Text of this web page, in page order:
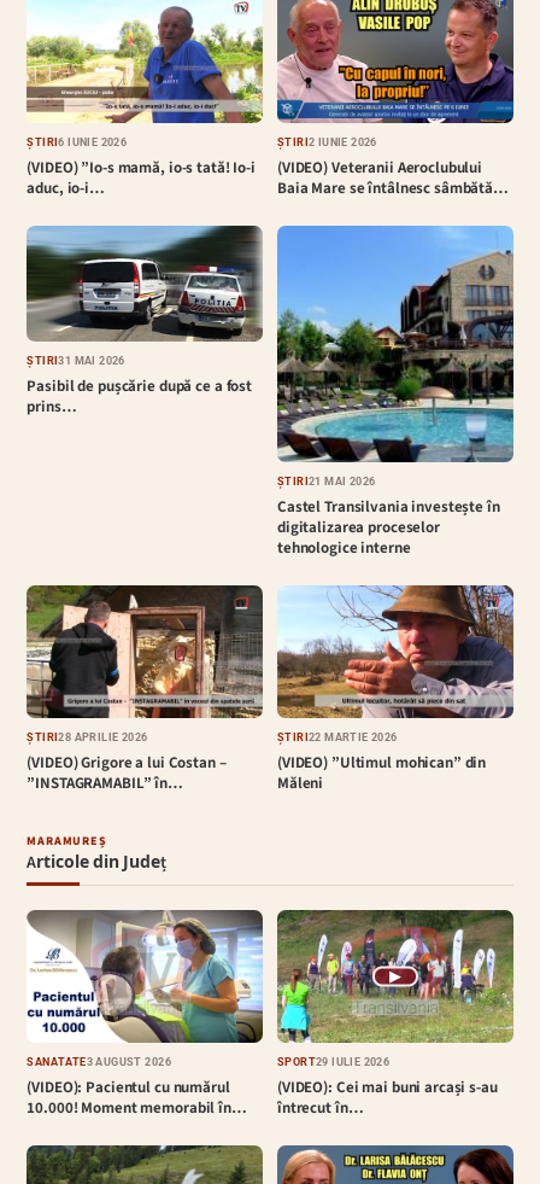
ȘTIRI6 IUNIE 2026
(VIDEO) ”Io-s mamă, io-s tată! Io-i
aduc, io-i…
ȘTIRI2 IUNIE 2026
(VIDEO) Veteranii Aeroclubului
Baia Mare se întâlnesc sâmbătă…
ȘTIRI31 MAI 2026
Pasibil de pușcărie după ce a fost
prins…
ȘTIRI21 MAI 2026
Castel Transilvania investește în
digitalizarea proceselor
tehnologice interne
ȘTIRI28 APRILIE 2026
(VIDEO) Grigore a lui Costan –
”INSTAGRAMABIL” în…
ȘTIRI22 MARTIE 2026
(VIDEO) ”Ultimul mohican” din
Măleni
MARAMUREȘ
Articole din Județ
SĂNĂTATE3 AUGUST 2026
(VIDEO): Pacientul cu numărul
10.000! Moment memorabil în…
▶
SPORT29 IULIE 2026
(VIDEO): Cei mai buni arcași s-au
întrecut în…